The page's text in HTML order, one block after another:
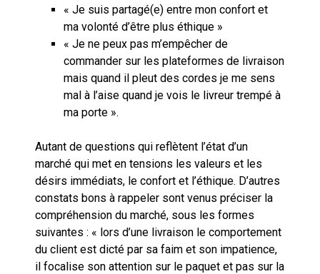
« Je suis partagé(e) entre mon confort et
ma volonté d’être plus éthique »
« Je ne peux pas m’empêcher de
commander sur les plateformes de livraison
mais quand il pleut des cordes je me sens
mal à l’aise quand je vois le livreur trempé à
ma porte ».
Autant de questions qui reflètent l’état d’un
marché qui met en tensions les valeurs et les
désirs immédiats, le confort et l’éthique. D’autres
constats bons à rappeler sont venus préciser la
compréhension du marché, sous les formes
suivantes : « lors d’une livraison le comportement
du client est dicté par sa faim et son impatience,
il focalise son attention sur le paquet et pas sur la